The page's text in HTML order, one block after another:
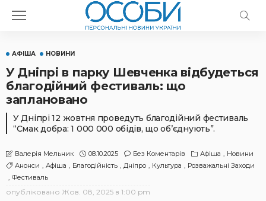
АФІША НОВИНИ
У Дніпрі в парку Шевченка відбудеться
благодійний фестиваль: що
заплановано
У Дніпрі 12 жовтня проведуть благодійний фестиваль
“Смак добра: 1 000 000 обідів, що об’єднують”.
Валерія Мельник 08.10.2025 Без Коментарів Афіша
Новини
Анонси
Афіша Благодійність Дніпро Культура
Розважальні Заходи
Фестиваль
опубліковано Жов. 08, 2025 в 1:00 pm